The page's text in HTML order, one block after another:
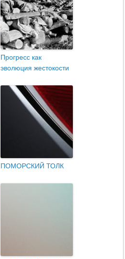
Прогресс как
эволюция жестокости
ПОМОРСКИЙ ТОЛК